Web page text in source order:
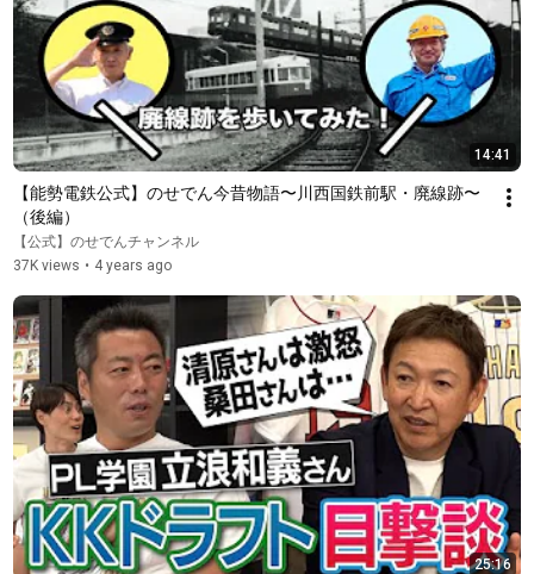
14:41
【能勢電鉄公式】のせでん今昔物語〜川西国鉄前駅・廃線跡〜
（後編）
【公式】のせでんチャンネル
37K views • 4 years ago
25:16